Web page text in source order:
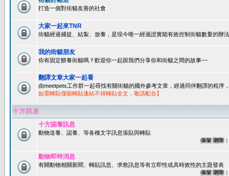
打造一個對街貓友善的社會
大家一起來TNR
街貓經過捕捉、結紮、放養，是現今唯一經過證實能有效控制街貓數量的辦
我的街貓朋友
你有固定餵養街貓嗎？歡迎你一起跟我們分享你和街貓之間的故事~~
翻譯文章大家一起看
由meetpets工作群一起尋找有關街貓的國外參考文章，經過同伴翻譯的程序
如需轉貼僅能轉貼連結不得轉貼全文，敬請配合】
十方訊息
十方認養訊息
動物送養、認養、等各種文字訊息張貼與轉貼
保留期限：60
動物即時消息
有關動物相關新聞、轉貼訊息、求救訊息等有立即性或具時效性的主題發表
保留期限：45